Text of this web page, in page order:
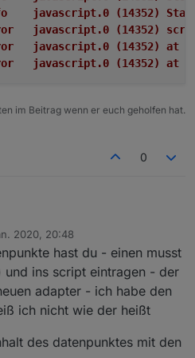
dpVIS ist als eigener
und im script
ein script installiert werden
triggern der scripts bei änderung
21:43:40.555	info
21:43:40.557	error
21:43:40.558	error
21:43:40.558	error	javascript.0
im Beitrag wenn er euch geholfen hat.
0
info	javascript.0 (14352)
info	javascript.0 (14352)
javascript.0 (14352)
error	javascript.0 (14352)
2020, 20:48
hast du - einen musst
und ins script eintragen - der
adapter - ich habe den
ich nicht wie der heißt
des datenpunktes mit den